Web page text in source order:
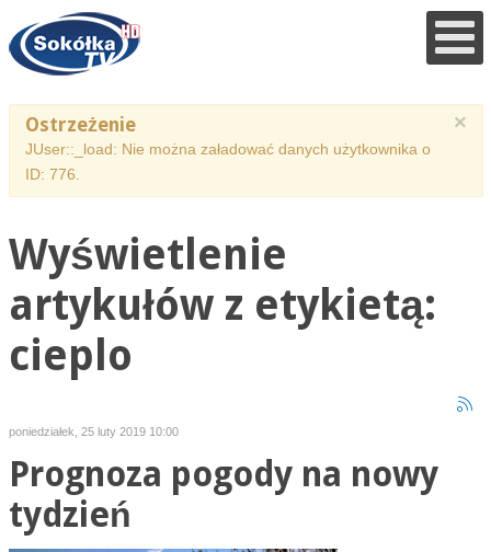
×
Ostrzeżenie
JUser::_load: Nie można załadować danych użytkownika o
ID: 776.
Wyświetlenie
artykułów z etykietą:
cieplo
poniedziałek, 25 luty 2019 10:00
Prognoza pogody na nowy
tydzień